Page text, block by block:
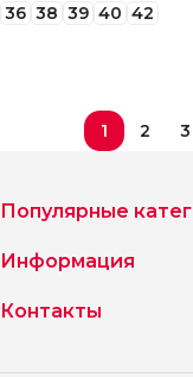
36 38 39 40 42
1 2 3
Популярные
Информация
Контакты